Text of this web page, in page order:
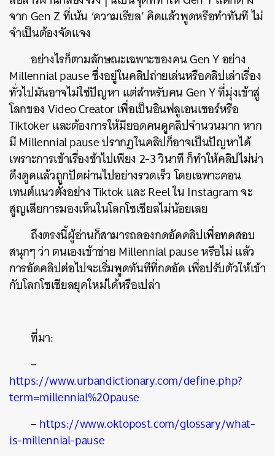
จาก Gen Z ที่เน้น ‘ความเรียล’ คิดแล้วพูดหรือทำทันที ไม่
จำเป็นต้องจัดแจง
อย่างไรก็ตามลักษณะเฉพาะของคน Gen Y อย่าง
Millennial pause ซึ่งอยู่ในคลิปถ่ายเล่นหรือคลิปเล่าเรื่อง
ทั่วไปมันอาจไม่ใช่ปัญหา แต่สำหรับคน Gen Y ที่มุ่งเข้าสู่
โลกของ Video Creator เพื่อเป็นอินฟลูเอนเซอร์หรือ
Tiktoker และต้องการให้มียอดคนดูคลิปจำนวนมาก หาก
มี Millennial pause ปรากฏในคลิปก็อาจเป็นปัญหาได้
เพราะการเข้าเรื่องช้าไปเพียง 2-3 วินาที ก็ทำให้คลิปไม่น่า
ดึงดูดแล้วถูกปัดผ่านไปอย่างรวดเร็วโดยเฉพาะคอน
เทนต์แนวตั้งอย่าง Tiktok และ Reel ใน Instagram จะ
สูญเสียการมองเห็นในโลกโซเชียลไม่น้อยเลย
ถึงตรงนี้ผู้อ่านก็สามารถลองกดอัดคลิปเพื่อทดสอบ
สนุกๆ ว่า ตนเองเข้าข่ายMillennial pause หรือไม่ แล้ว
การอัดคลิปต่อไปจะเริ่มพูดทันทีที่กดอัด เพื่อปรับตัวให้เข้า
กับโลกโซเชียลยุคใหม่ได้หรือเปล่า
ที่มา:
–
https://www.urbandictionary.com/define.php?
term=millennial%20pause
–https://www.oktopost.com/glossary/what-
is-millennial-pause
ค้นหา
SHARE TWEET LINE EMAIL